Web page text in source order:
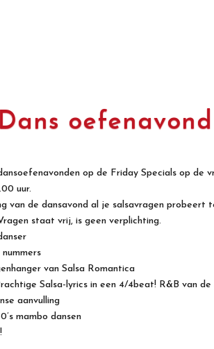
op de Friday Specials op de
uur.
van de dansavond al je salsavragen probeert
staat vrij, is geen verplichting.
van Salsa Romantica
Salsa-lyrics in een 4/4beat! R&B van de
aanvulling
mambo dansen